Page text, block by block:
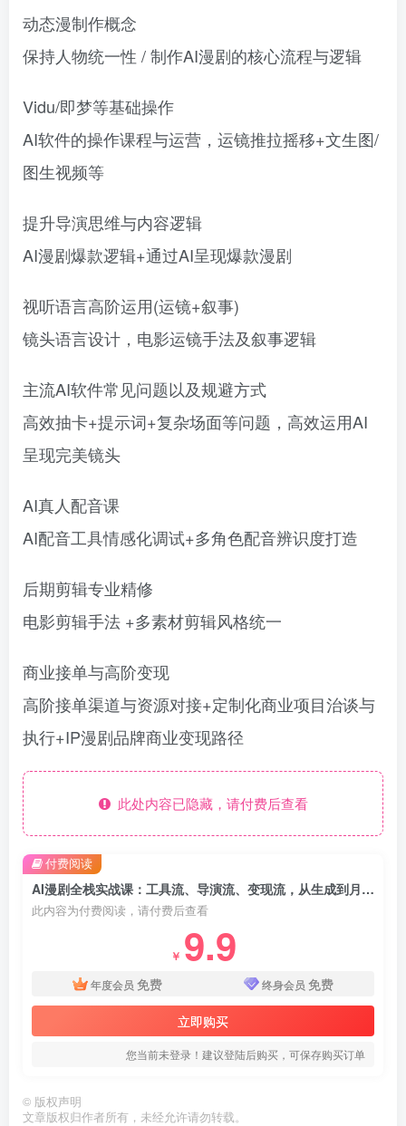
动态漫制作概念
保持人物统一性 / 制作AI漫剧的核心流程与逻辑
Vidu/即梦等基础操作
AI软件的操作课程与运营，运镜推拉摇移+文生图/
图生视频等
提升导演思维与内容逻辑
AI漫剧爆款逻辑+通过AI呈现爆款漫剧
视听语言高阶运用(运镜+叙事)
镜头语言设计，电影运镜手法及叙事逻辑
主流AI软件常见问题以及规避方式
高效抽卡+提示词+复杂场面等问题，高效运用AI
呈现完美镜头
AI真人配音课
AI配音工具情感化调试+多角色配音辨识度打造
后期剪辑专业精修
电影剪辑手法 +多素材剪辑风格统一
商业接单与高阶变现
高阶接单渠道与资源对接+定制化商业项目治谈与
执行+IP漫剧品牌商业变现路径
此处内容已隐藏，请付费后查看
AI漫剧全栈实战课：工具流、导演流、变现流，从生成到月入10w+全链路 (详细教程+直播课
此内容为付费阅读，请付费后查看
￥ 9.9
年度会员 免费 终身会员 免费
立即购买
您当前未登录！建议登陆后购买，可保存购买订单
付费阅读
© 版权声明
文章版权归作者所有，未经允许请勿转载。